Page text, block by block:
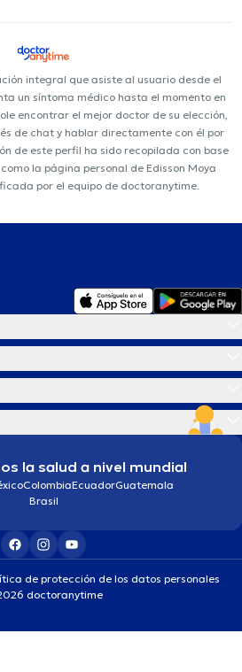
integral que asiste al usuario desde el
un síntoma médico hasta el momento en
encontrar el mejor doctor de su elección,
de chat y hablar directamente con él por
de este perfil ha sido recopilada con base
la página personal de Edisson Moya
por el equipo de doctoranytime.
la salud a nivel mundial
ColombiaEcuadorGuatemala
Brasil
de protección de los datos personales
doctoranytime